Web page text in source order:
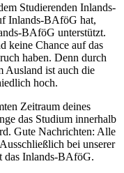
Studierenden Inlands-
Inlands-BAföG hat,
BAföG unterstützt.
keine Chance auf das
haben. Denn durch
Ausland ist auch die
hoch.
Zeitraum deines
das Studium innerhalb
Gute Nachrichten: Alle
bei unserer
das Inlands-BAföG.